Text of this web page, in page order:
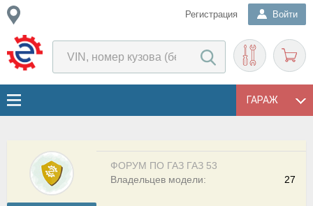
Регистрация Войти
ГАРАЖ
ФОРУМ ПО ГАЗ ГАЗ 53
27
Владельцев модели: